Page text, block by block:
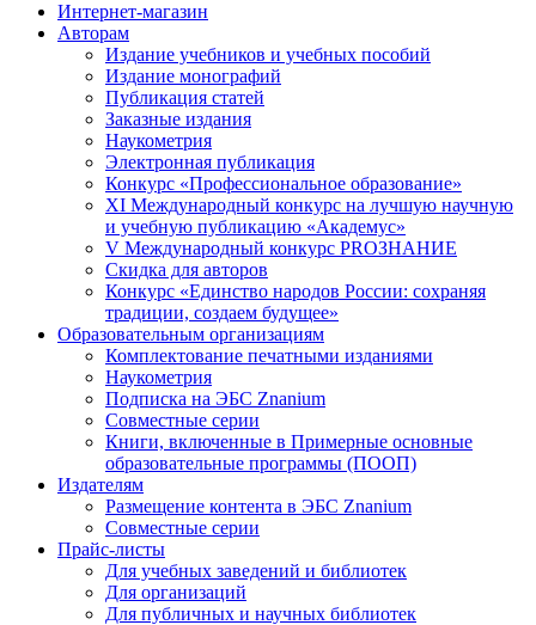
Интернет-магазин
Авторам
Издание учебников и учебных пособий
Издание монографий
Публикация статей
Заказные издания
Наукометрия
Электронная публикация
Конкурс «Профессиональное образование»
XI Международный конкурс на лучшую научную
и учебную публикацию «Академус»
V Международный конкурс PROЗНАНИЕ
Скидка для авторов
Конкурс «Единство народов России: сохраняя
традиции, создаем будущее»
Образовательным организациям
Комплектование печатными изданиями
Наукометрия
Подписка на ЭБС Znanium
Совместные серии
Книги, включенные в Примерные основные
образовательные программы (ПООП)
Издателям
Размещение контента в ЭБС Znanium
Совместные серии
Прайс-листы
Для учебных заведений и библиотек
Для организаций
Для публичных и научных библиотек